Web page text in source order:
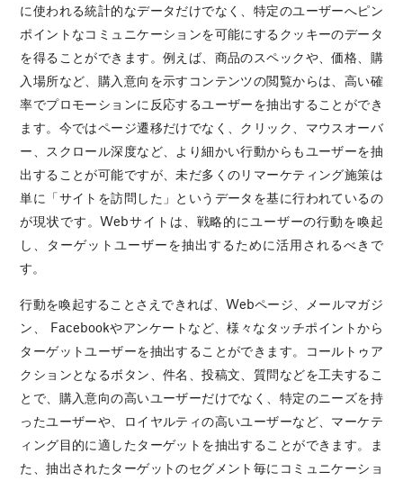
に使われる統計的なデータだけでなく、特定のユーザーへピン
ポイントなコミュニケーションを可能にするクッキーのデータ
を得ることができます。例えば、商品のスペックや、価格、購
入場所など、購入意向を示すコンテンツの閲覧からは、高い確
率でプロモーションに反応するユーザーを抽出することができ
ます。今ではページ遷移だけでなく、クリック、マウスオーバ
ー、スクロール深度など、より細かい行動からもユーザーを抽
出することが可能ですが、未だ多くのリマーケティング施策は
単に「サイトを訪問した」というデータを基に行われているの
が現状です。Webサイトは、戦略的にユーザーの行動を喚起
し、ターゲットユーザーを抽出するために活用されるべきで
す。
行動を喚起することさえできれば、Webページ、メールマガジ
ン、 Facebookやアンケートなど、様々なタッチポイントから
ターゲットユーザーを抽出することができます。コールトゥア
クションとなるボタン、件名、投稿文、質問などを工夫するこ
とで、購入意向の高いユーザーだけでなく、特定のニーズを持
ったユーザーや、ロイヤルティの高いユーザーなど、マーケテ
ィング目的に適したターゲットを抽出することができます。ま
た、抽出されたターゲットのセグメント毎にコミュニケーショ